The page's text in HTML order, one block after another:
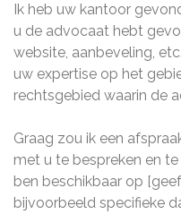
Ik heb uw kantoor
u de advocaat hebt
website, aanbeveling,
uw expertise op het
rechtsgebied waarin de
Graag zou ik een
met u te bespreken en
ben beschikbaar op
bijvoorbeeld specifieke